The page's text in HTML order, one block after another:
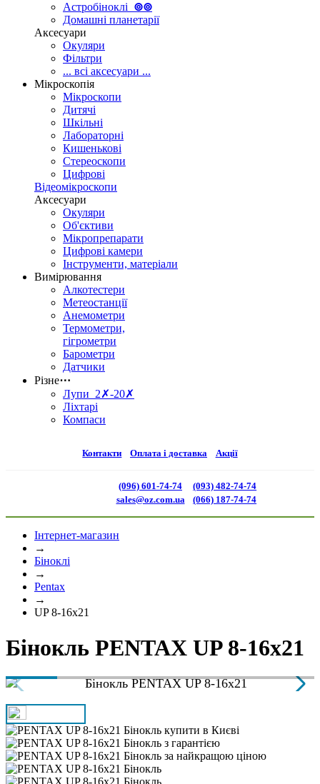
Астробіноклі ⊚⊚
Домашні планетарії
Аксесуари
Окуляри
Фільтри
... всі аксесуари ...
Мікроскопія
Мікроскопи
Дитячі
Шкільні
Лабораторні
Кишенькові
Стереоскопи
Цифрові
Відеомікроскопи
Аксесуари
Окуляри
Об'єктиви
Мікропрепарати
Цифрові камери
Інструменти, матеріали
Вимірювання
Алкотестери
Метеостанції
Анемометри
Термометри,
гігрометри
Барометри
Датчики
Різне⋯
Лупи 2✗-20✗
Ліхтарі
Компаси
Контакти Оплата і доставка Акції
(096) 601-74-74
sales@oz.com.ua
(093) 482-74-74
(066) 187-74-74
Інтернет-магазин
→
Біноклі
→
Pentax
→
UP 8-16x21
Бінокль PENTAX UP 8-16x21